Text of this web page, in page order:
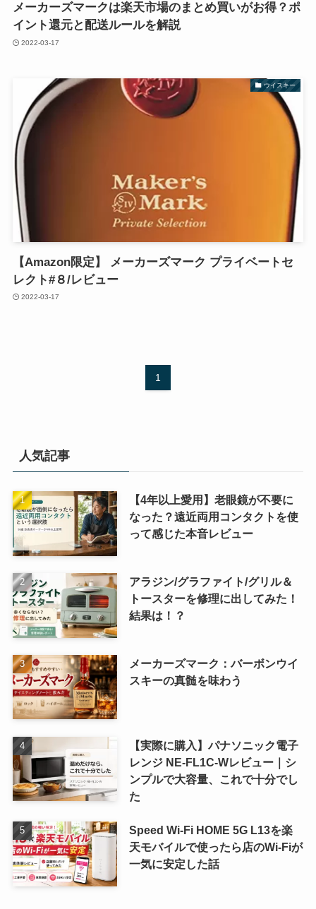
メーカーズマークは楽天市場のまとめ買いがお得？ポ
イント還元と配送ルールを解説
2022-03-17
ウイスキー
【Amazon限定】 メーカーズマーク プライベートセ
レクト#８/レビュー
2022-03-17
1
人気記事
【4年以上愛用】老眼鏡が不要に
なった？遠近両用コンタクトを使
って感じた本音レビュー
アラジン/グラファイト/グリル＆
トースターを修理に出してみた！
結果は！？
メーカーズマーク：バーボンウイ
スキーの真髄を味わう
【実際に購入】パナソニック電子
レンジ NE-FL1C-Wレビュー｜シ
ンプルで大容量、これで十分でし
た
Speed Wi-Fi HOME 5G L13を楽
天モバイルで使ったら店のWi-Fiが
一気に安定した話